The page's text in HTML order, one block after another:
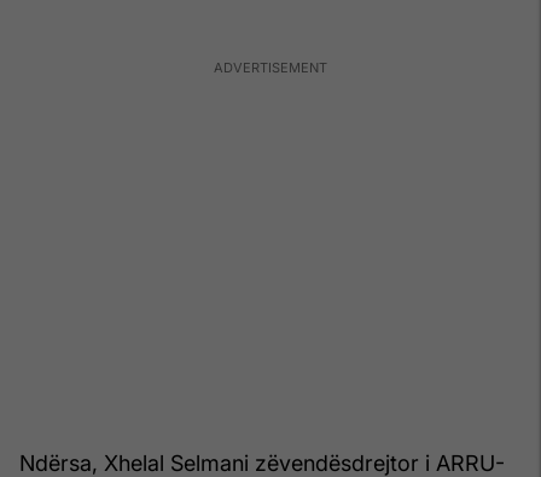
Ndërsa, Xhelal Selmani zëvendësdrejtor i ARRU-